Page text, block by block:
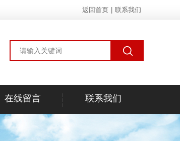
返回首页 联系我们
在线留言 联系我们